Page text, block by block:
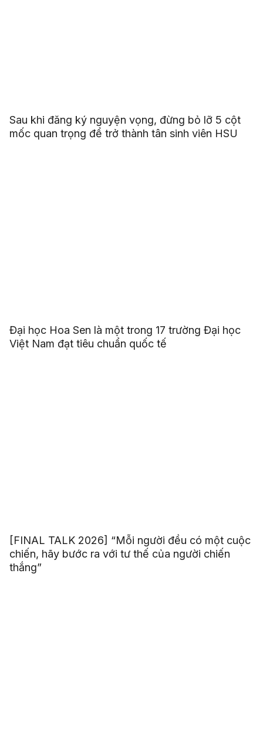
Sau khi đăng ký nguyện vọng, đừng bỏ lỡ 5 cột
mốc quan trọng để trở thành tân sinh viên HSU
Đại học Hoa Sen là một trong 17 trường Đại học
Việt Nam đạt tiêu chuẩn quốc tế
[FINAL TALK 2026] “Mỗi người đều có một cuộc
chiến, hãy bước ra với tư thế của người chiến
thắng”